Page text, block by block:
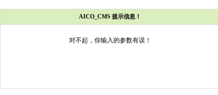
AICO_CMS 提示信息！
对不起，你输入的参数有误！